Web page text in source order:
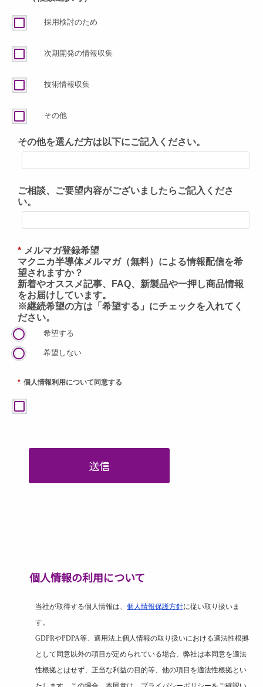
採用検討のため
次期開発の情報収集
技術情報収集
その他
その他を選んだ方は以下にご記入ください。
ご相談、ご要望内容がございましたらご記入くださ
い。
* メルマガ登録希望
マクニカ半導体メルマガ（無料）による情報配信を希
望されますか？
新着やオススメ記事、FAQ、新製品や一押し商品情報
をお届けしています。
※継続希望の方は「希望する」にチェックを入れてく
ださい。
希望する
希望しない
* 個人情報利用について同意する
送信
個人情報の利用について
当社が取得する個人情報は、 個人情報保護方針に従い取り扱いま
す。
GDPRやPDPA等、適用法上個人情報の取り扱いにおける適法性根拠
として同意以外の項目が定められている場合、弊社は本同意を適法
性根拠とはせず、正当な利益の目的等、他の項目を適法性根拠とい